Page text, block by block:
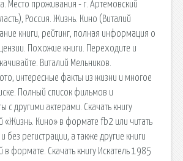
Место проживания - г. Артемовский
Россия. Жизнь. Кино (Виталий
книги, рейтинг, полная информация о
Похожие книги. Переходите и
Виталий Мельников.
интересные факты из жизни и многое
Полный список фильмов и
с другими актерами. Скачать книгу
«Жизнь. Кино» в формате fb2 или читать
без регистрации, а также другие книги
в формате. Скачать книгу Искатель 1985